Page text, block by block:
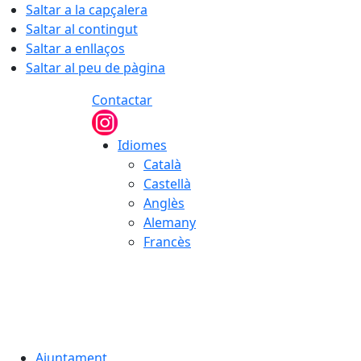
Saltar a la capçalera
Saltar al contingut
Saltar a enllaços
Saltar al peu de pàgina
Contactar
Idiomes
Català
Castellà
Anglès
Alemany
Francès